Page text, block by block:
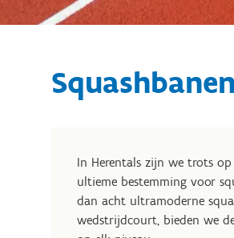
Squashbanen
In Herentals zijn we trots
ultieme bestemming voor
dan acht ultramoderne
wedstrijdcourt, bieden we